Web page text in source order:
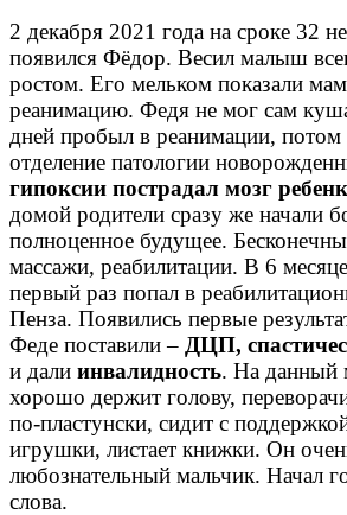
2 декабря 2021 года на сроке 32
появился Фёдор. Весил малыш
ростом. Его мельком показали
реанимацию. Федя не мог сам
дней пробыл в реанимации, потом
отделение патологии
гипоксии пострадал мозг
домой родители сразу же начали
полноценное будущее.
массажи, реабилитации. В 6
первый раз попал в
Пенза. Появились первые
Феде поставили – ДЦП,
и дали инвалидность. На данный
хорошо держит голову,
по-пластунски, сидит с
игрушки, листает книжки. Он
любознательный мальчик. Начал
слова.